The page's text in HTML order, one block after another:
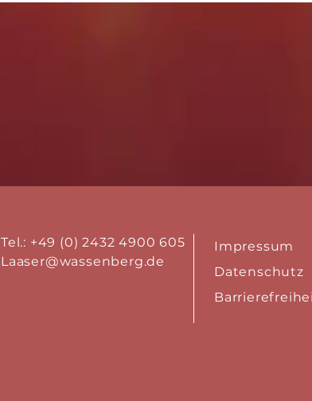
Tel.: +49 (0) 2432 4900 605
Laaser@wassenberg.de
Impressum
Datenschutz